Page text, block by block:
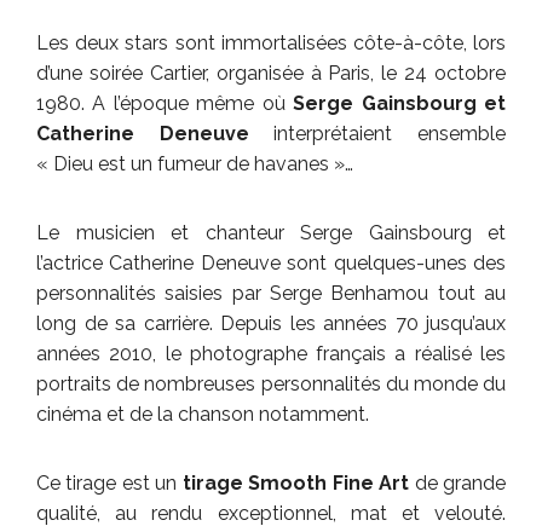
Les deux stars sont immortalisées côte-à-côte, lors
d’une soirée Cartier, organisée à Paris, le 24 octobre
1980. A l’époque même oùSerge Gainsbourg et
Catherine Deneuve interprétaient ensemble
« Dieu est un fumeur de havanes »…
Le musicien et chanteur Serge Gainsbourg et
l’actrice Catherine Deneuve sont quelques-unes des
personnalités saisies par Serge Benhamou tout au
long de sa carrière. Depuis les années 70 jusqu’aux
années 2010, le photographe français a réalisé les
portraits de nombreuses personnalités du monde du
cinéma et de la chanson notamment.
Ce tirage est un tirage Smooth Fine Art de grande
qualité, au rendu exceptionnel, mat et velouté.